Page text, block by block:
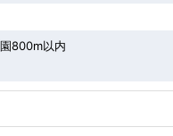
800m以内